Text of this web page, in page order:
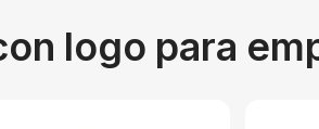
logo para